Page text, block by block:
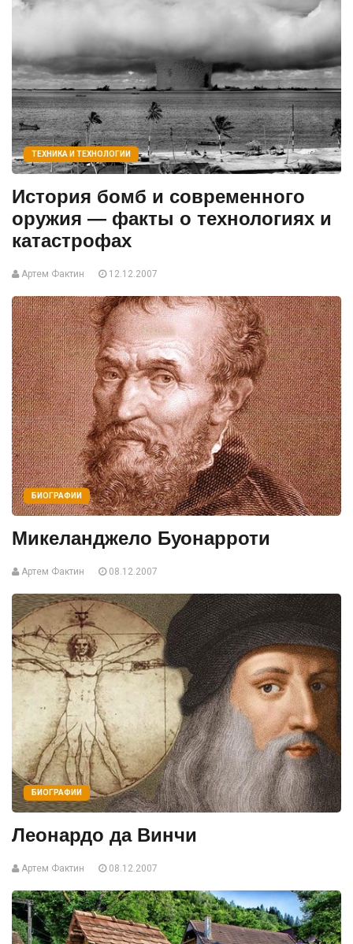
ТЕХНИКА И ТЕХНОЛОГИИ
История бомб и современного
оружия — факты о технологиях и
катастрофах
Артем Фактин 12.12.2007
БИОГРАФИИ
Микеланджело Буонарроти
Артем Фактин 08.12.2007
БИОГРАФИИ
Леонардо да Винчи
Артем Фактин 08.12.2007